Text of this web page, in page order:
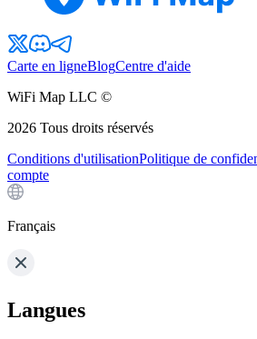
Carte en ligneBlogCentre d'aide
WiFi Map LLC ©
2026 Tous droits réservés
Conditions d'utilisationPolitique de
compte
Français
Langues